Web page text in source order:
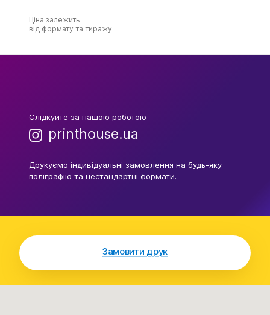
Ціна залежить
від формату та тиражу
Слідкуйте за нашою роботою
printhouse.ua
Друкуємо індивідуальні замовлення на будь-яку
поліграфію та нестандартні формати.
Замовити друк